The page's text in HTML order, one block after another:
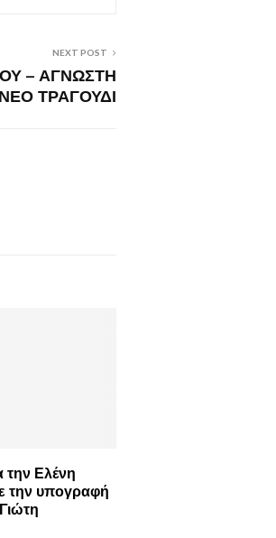
NEXT POST
– ΑΓΝΩΣΤΗ
ΝΕΟ ΤΡΑΓΟΥΔΙ
την Ελένη
την υπογραφή